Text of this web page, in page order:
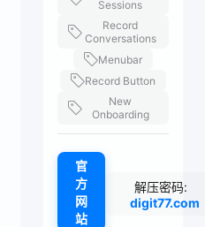
Sessions
Record
Conversations
Menubar
Record Button
New
Onboarding
官
方
网
站
解压密码:
digit77.com